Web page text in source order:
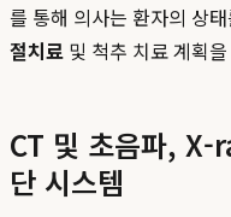
를 통해 의사는 환자의 상
절치료 및 척추 치료 계획
CT 및 초음파, X-
단 시스템